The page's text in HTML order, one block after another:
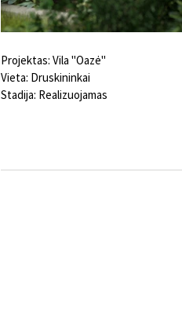
Projektas: Vila "Oazė"
Vieta: Druskininkai
Stadija: Realizuojamas